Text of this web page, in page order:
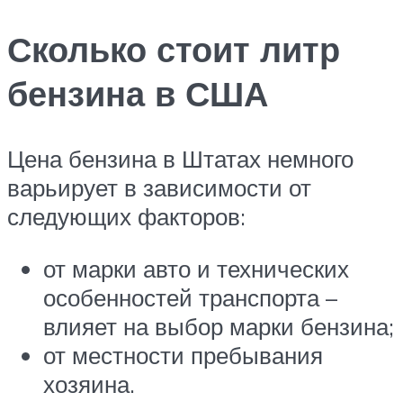
Сколько стоит литр
бензина в США
Цена бензина в Штатах немного
варьирует в зависимости от
следующих факторов:
от марки авто и технических
особенностей транспорта –
влияет на выбор марки бензина;
от местности пребывания
хозяина.